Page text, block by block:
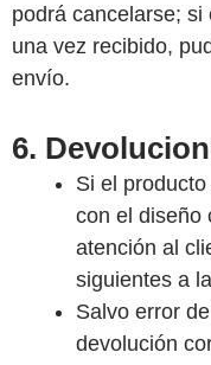
podrá cancelarse;
una vez recibido,
envío.
6.
Si el
con el diseño
atención al
siguientes a
Salvo error
devolución